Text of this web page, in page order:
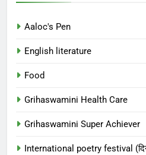
Aaloc's Pen
English literature
Food
Grihaswamini Health Care
Grihaswamini Super Achiever
International poetry festival